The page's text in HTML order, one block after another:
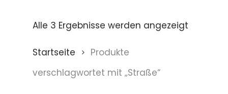
Alle 3 Ergebnisse werden angezeigt
Startseite
Produkte
verschlagwortet mit „Straße“